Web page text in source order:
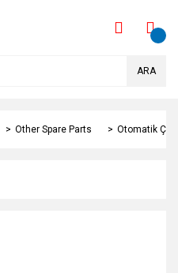
ARA
Other Spare Parts Otomatik